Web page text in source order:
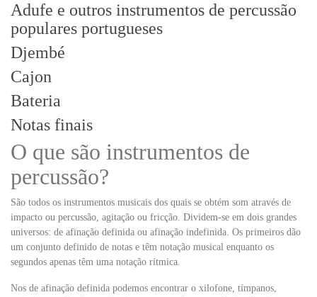
Adufe e outros instrumentos de percussão
populares portugueses
Djembé
Cajon
Bateria
Notas finais
O que são instrumentos de
percussão?
São todos os instrumentos musicais dos quais se obtém som através de
impacto ou percussão, agitação ou fricção. Dividem-se em dois grandes
universos: de afinação definida ou afinação indefinida. Os primeiros dão
um conjunto definido de notas e têm notação musical enquanto os
segundos apenas têm uma notação rítmica.
Nos de afinação definida podemos encontrar o xilofone, tímpanos,